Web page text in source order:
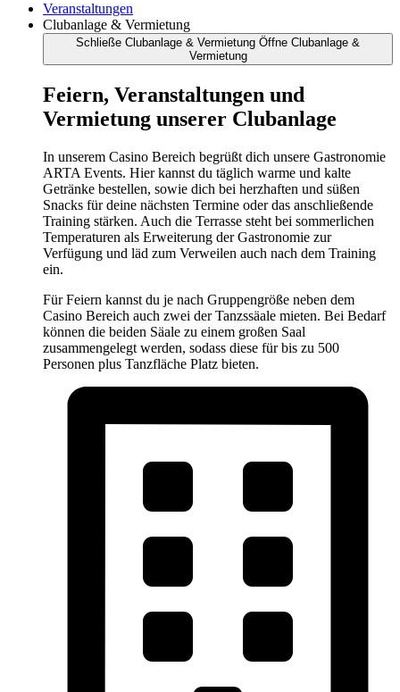
Veranstaltungen
Clubanlage & Vermietung
Schließe Clubanlage & Vermietung Öffne Clubanlage &
Vermietung
Feiern, Veranstaltungen und
Vermietung unserer Clubanlage
In unserem Casino Bereich begrüßt dich unsere Gastronomie
ARTA Events. Hier kannst du täglich warme und kalte
Getränke bestellen, sowie dich bei herzhaften und süßen
Snacks für deine nächsten Termine oder das anschließende
Training stärken. Auch die Terrasse steht bei sommerlichen
Temperaturen als Erweiterung der Gastronomie zur
Verfügung und läd zum Verweilen auch nach dem Training
ein.
Für Feiern kannst du je nach Gruppengröße neben dem
Casino Bereich auch zwei der Tanzssäale mieten. Bei Bedarf
können die beiden Säale zu einem großen Saal
zusammengelegt werden, sodass diese für bis zu 500
Personen plus Tanzfläche Platz bieten.